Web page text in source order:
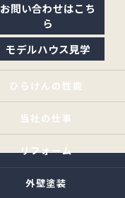
お問い合わせはこち
ら
モデルハウス見学
ひらけんの性能
当社の仕事
リフォーム
外壁塗装